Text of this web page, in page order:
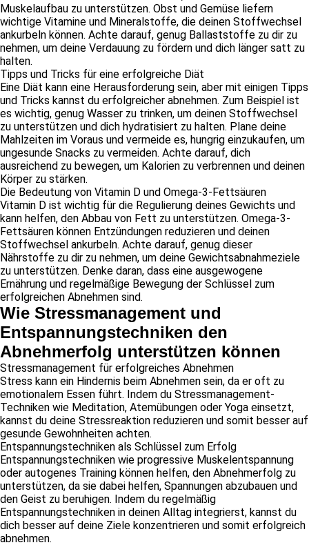
Muskelaufbau zu unterstützen. Obst und Gemüse liefern
wichtige Vitamine und Mineralstoffe, die deinen Stoffwechsel
ankurbeln können. Achte darauf, genug Ballaststoffe zu dir zu
nehmen, um deine Verdauung zu fördern und dich länger satt zu
halten.
Tipps und Tricks für eine erfolgreiche Diät
Eine Diät kann eine Herausforderung sein, aber mit einigen Tipps
und Tricks kannst du erfolgreicher abnehmen. Zum Beispiel ist
es wichtig, genug Wasser zu trinken, um deinen Stoffwechsel
zu unterstützen und dich hydratisiert zu halten. Plane deine
Mahlzeiten im Voraus und vermeide es, hungrig einzukaufen, um
ungesunde Snacks zu vermeiden. Achte darauf, dich
ausreichend zu bewegen, um Kalorien zu verbrennen und deinen
Körper zu stärken.
Die Bedeutung von Vitamin D und Omega-3-Fettsäuren
Vitamin D ist wichtig für die Regulierung deines Gewichts und
kann helfen, den Abbau von Fett zu unterstützen. Omega-3-
Fettsäuren können Entzündungen reduzieren und deinen
Stoffwechsel ankurbeln. Achte darauf, genug dieser
Nährstoffe zu dir zu nehmen, um deine Gewichtsabnahmeziele
zu unterstützen. Denke daran, dass eine ausgewogene
Ernährung und regelmäßige Bewegung der Schlüssel zum
erfolgreichen Abnehmen sind.
Wie Stressmanagement und
Entspannungstechniken den
Abnehmerfolg unterstützen können
Stressmanagement für erfolgreiches Abnehmen
Stress kann ein Hindernis beim Abnehmen sein, da er oft zu
emotionalem Essen führt. Indem du Stressmanagement-
Techniken wie Meditation, Atemübungen oder Yoga einsetzt,
kannst du deine Stressreaktion reduzieren und somit besser auf
gesunde Gewohnheiten achten.
Entspannungstechniken als Schlüssel zum Erfolg
Entspannungstechniken wie progressive Muskelentspannung
oder autogenes Training können helfen, den Abnehmerfolg zu
unterstützen, da sie dabei helfen, Spannungen abzubauen und
den Geist zu beruhigen. Indem du regelmäßig
Entspannungstechniken in deinen Alltag integrierst, kannst du
dich besser auf deine Ziele konzentrieren und somit erfolgreich
abnehmen.